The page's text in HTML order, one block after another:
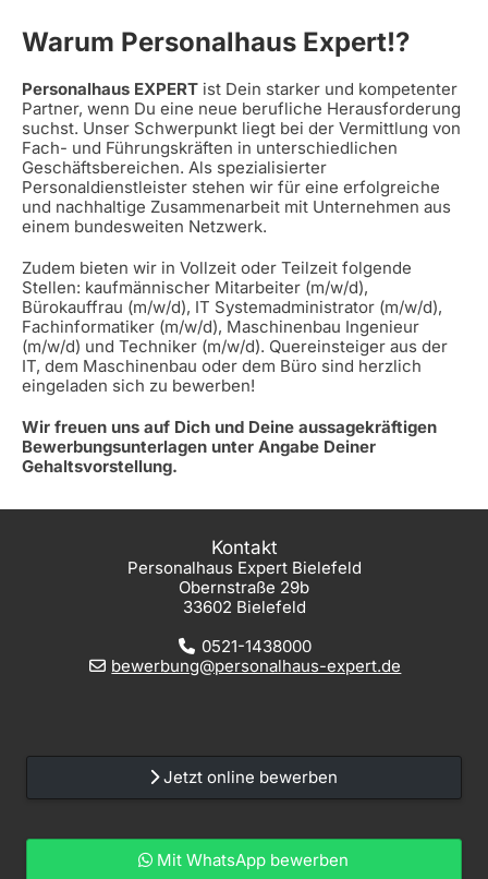
Warum Personalhaus Expert!?
Personalhaus EXPERT ist Dein starker und kompetenter
Partner, wenn Du eine neue berufliche Herausforderung
suchst. Unser Schwerpunkt liegt bei der Vermittlung von
Fach- und Führungskräften in unterschiedlichen
Geschäftsbereichen. Als spezialisierter
Personaldienstleister stehen wir für eine erfolgreiche
und nachhaltige Zusammenarbeit mit Unternehmen aus
einem bundesweiten Netzwerk.
Zudem bieten wir in Vollzeit oder Teilzeit folgende
Stellen: kaufmännischer Mitarbeiter (m/w/d),
Bürokauffrau (m/w/d), IT Systemadministrator (m/w/d),
Fachinformatiker (m/w/d), Maschinenbau Ingenieur
(m/w/d) und Techniker (m/w/d). Quereinsteiger aus der
IT, dem Maschinenbau oder dem Büro sind herzlich
eingeladen sich zu bewerben!
Wir freuen uns auf Dich und Deine aussagekräftigen
Bewerbungsunterlagen unter Angabe Deiner
Gehaltsvorstellung.
Kontakt
Personalhaus Expert Bielefeld
Obernstraße 29b
33602 Bielefeld
0521-1438000
bewerbung@personalhaus-expert.de
Jetzt online bewerben
Mit WhatsApp bewerben